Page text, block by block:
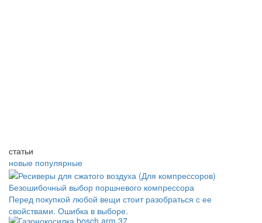
статьи
новые популярные
Безошибочный выбор поршневого компрессора
Перед покупкой любой вещи стоит разобраться с ее
свойствами. Ошибка в выборе.